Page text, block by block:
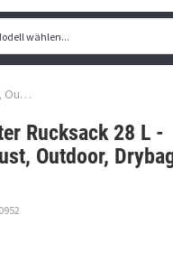
Ou…
Rucksack 28 L -
Outdoor,